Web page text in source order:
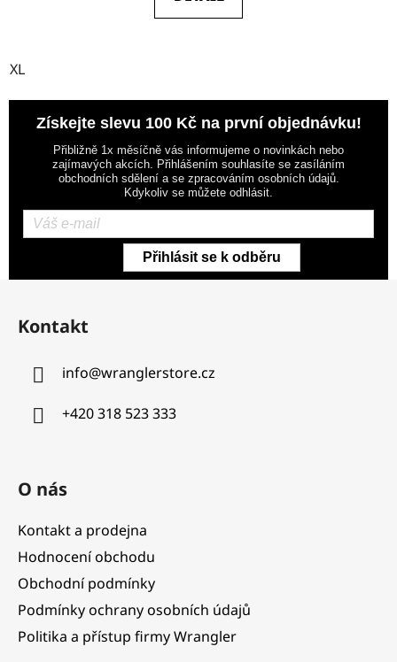
XL
Získejte slevu 100 Kč na první objednávku!
Přibližně 1x měsíčně vás informujeme o novinkách nebo
zajímavých akcích. Přihlášením souhlasíte se zasíláním
obchodních sdělení a se zpracováním osobních údajů.
Kdykoliv se můžete odhlásit.
Přihlásit se k odběru
Z
Kontakt
info@wranglerstore.cz
+420 318 523 333
O nás
Kontakt a prodejna
Hodnocení obchodu
Obchodní podmínky
Podmínky ochrany osobních údajů
Politika a přístup firmy Wrangler